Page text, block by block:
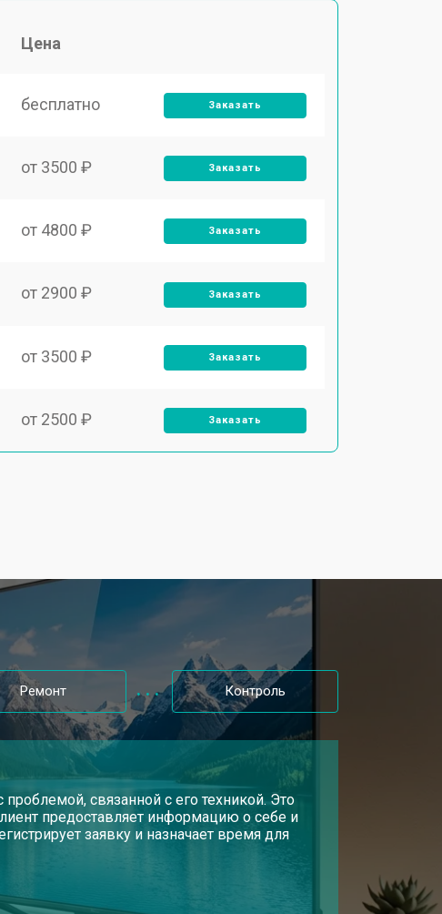
Цена
бесплатно Заказать
от 3500 ₽ Заказать
от 4800 ₽ Заказать
от 2900 ₽ Заказать
от 3500 ₽ Заказать
от 2500 ₽ Заказать
от 2200 ₽ Заказать
от 2600 ₽ Заказать
от 3500 ₽ Заказать
Ремонт Контроль
связанной с его техникой. Это
предоставляет информацию о себе и
заявку и назначает время для